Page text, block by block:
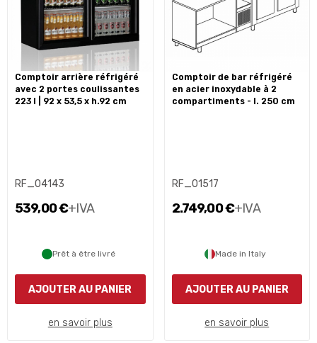
comptoir arrière réfrigéré
avec 2 portes coulissantes
223 l | 92 x 53,5 x h.92 cm
RF_04143
539,00 €+IVA
Prêt à être livré
AJOUTER AU PANIER
en savoir plus
comptoir de bar réfrigéré
en acier inoxydable à 2
compartiments - l. 250 cm
RF_01517
2.749,00 €+IVA
Made in Italy
AJOUTER AU PANIER
en savoir plus